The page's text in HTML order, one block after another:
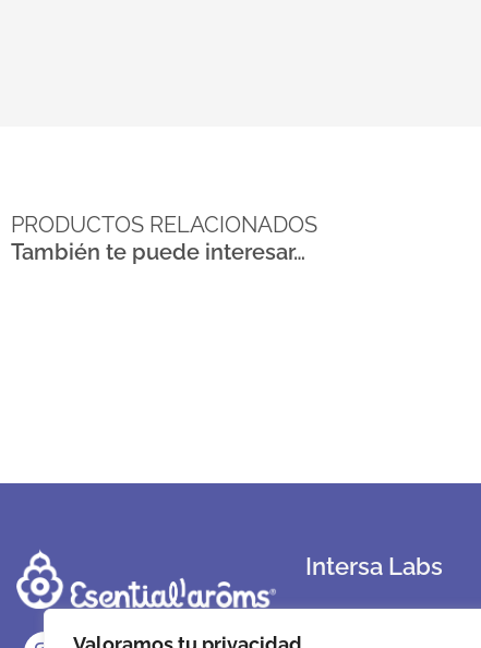
PRODUCTOS RELACIONADOS
También te puede interesar…
Intersa Labs